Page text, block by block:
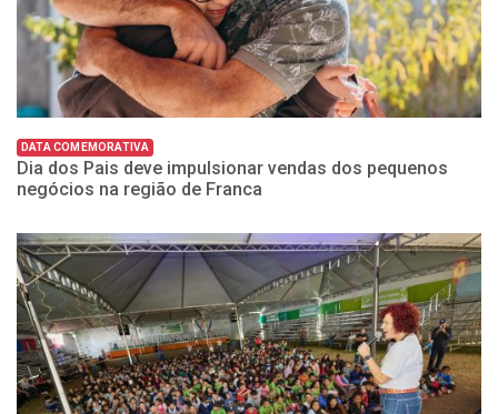
DATA COMEMORATIVA
Dia dos Pais deve impulsionar vendas dos pequenos
negócios na região de Franca